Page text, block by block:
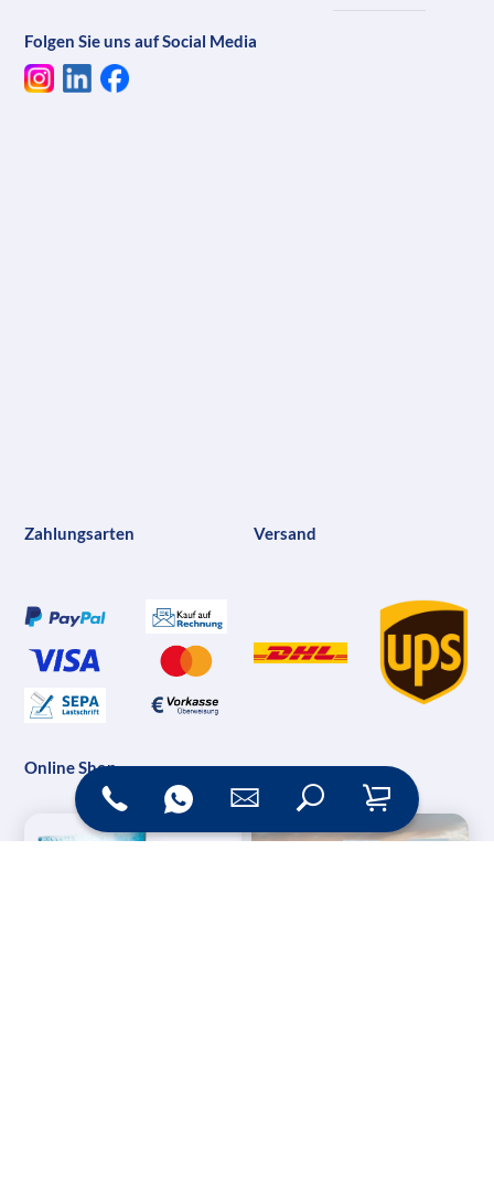
Folgen Sie uns auf Social Media
Zahlungsarten Versand
Online Shop